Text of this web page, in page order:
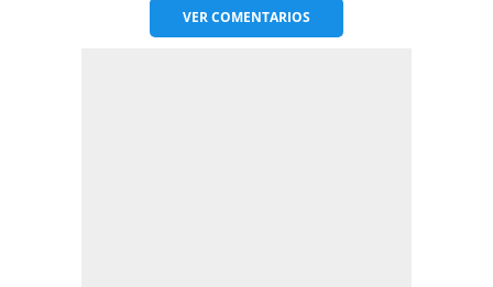
VERCOMENTARIOS